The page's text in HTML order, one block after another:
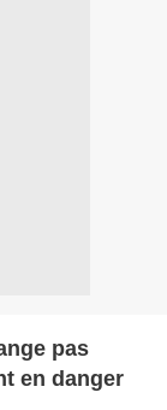
pas
en danger